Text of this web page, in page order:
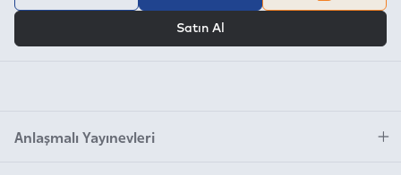
Satın Al
Anlaşmalı Yayınevleri